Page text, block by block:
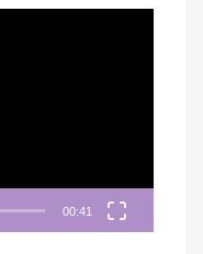
00:41